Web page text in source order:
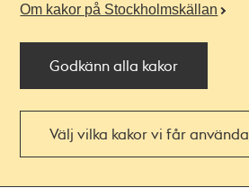
Om kakor på Stockholmskällan
Godkänn alla kakor
Välj vilka kakor vi får använda